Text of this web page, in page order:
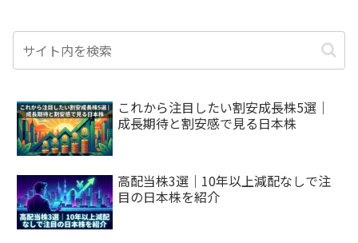
これから注目したい割安成長株5選｜
成長期待と割安感で見る日本株
高配当株3選｜10年以上減配なしで注
目の日本株を紹介